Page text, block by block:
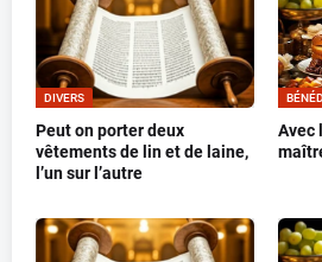
DIVERS
Peut on porter deux
vêtements de lin et de laine,
l’un sur l’autre
Avec